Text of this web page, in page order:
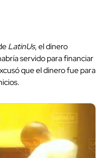
LatinUs, el dinero
servido para financiar
que el dinero fue para